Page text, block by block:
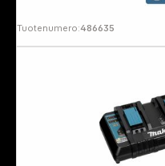
Tuotenumero:486635